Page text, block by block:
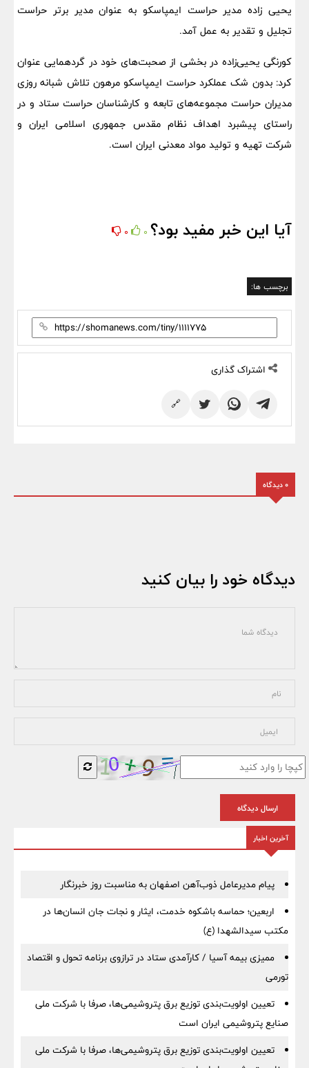
یحیی زاده مدیر حراست ایمپاسکو به عنوان مدیر برتر حراست
تجلیل و تقدیر به عمل آمد.
کورنگی یحیی‌زاده در بخشی از صحبت‌های خود در گردهمایی عنوان
کرد: بدون شک عملکرد حراست ایمپاسکو مرهون تلاش شبانه روزی
مدیران حراست مجموعه‌های تابعه و کارشناسان حراست ستاد و در
راستای پیشبرد اهداف نظام مقدس جمهوری اسلامی ایران و
شرکت تهیه و تولید مواد معدنی ایران است.
آیا این خبر مفید بود؟ 0
0
برچسب ها:
اشتراک گذاری
🔗
0 دیدگاه
دیدگاه خود را بیان کنید
ارسال دیدگاه
آخرین اخبار
پیام مدیرعامل ذوب‌آهن اصفهان به مناسبت روز خبرنگار
اربعین؛ حماسه باشکوه خدمت، ایثار و نجات جان انسان‌ها در
مکتب سیدالشهدا (ع)
ممیزی بیمه آسیا / کارآمدی ستاد در ترازوی برنامه تحول و اقتصاد
تورمی
تعیین اولویت‌بندی توزیع برق پتروشیمی‌ها، صرفا با شرکت ملی
صنایع پتروشیمی ایران است
تعیین اولویت‌بندی توزیع برق پتروشیمی‌ها، صرفا با شرکت ملی